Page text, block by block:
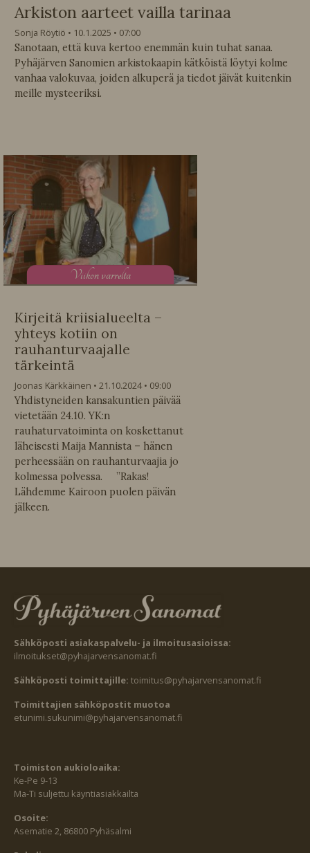
Arkiston aarteet vailla tarinaa
Sonja Röytiö 10.1.2025
07:00
Sanotaan, että kuva kertoo enemmän kuin tuhat sanaa.
Pyhäjärven Sanomien arkistokaapin kätköistä löytyi kolme
vanhaa valokuvaa, joiden alkuperä ja tiedot jäivät kuitenkin
meille mysteeriksi.
Viikon varrelta
Kirjeitä kriisialueelta –
yhteys kotiin on
rauhanturvaajalle
tärkeintä
Joonas Kärkkäinen 21.10.2024
09:00
Yhdistyneiden kansakuntien päivää
vietetään 24.10. YK:n
rauhaturvatoiminta on koskettanut
läheisesti Maija Mannista – hänen
perheessään on rauhanturvaajia jo
kolmessa polvessa. ”Rakas!
Lähdemme Kairoon puolen päivän
jälkeen.
Sähköposti asiakaspalvelu- ja ilmoitusasioissa:
ilmoitukset@pyhajarvensanomat.fi
Sähköposti toimittajille: toimitus@pyhajarvensanomat.fi
Toimittajien sähköpostit muotoa
etunimi.sukunimi@pyhajarvensanomat.fi
Toimiston aukioloaika:
Ke-Pe 9-13
Ma-Ti suljettu käyntiasiakkailta
Osoite:
Asematie 2, 86800 Pyhäsalmi